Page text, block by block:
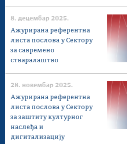
8. децембар 2025.
Ажурирана референтна
листа послова у Сектору
за савремено
стваралаштво
28. новембар 2025.
Ажурирана референтна
листа послова у Сектору
за заштиту културног
наслеђа и
дигитализацију